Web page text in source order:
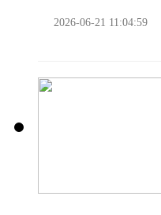
2026-06-21 11:04:59